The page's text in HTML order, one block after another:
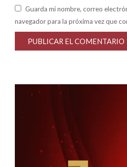
Guarda mi nombre, correo
navegador para la próxima vez que